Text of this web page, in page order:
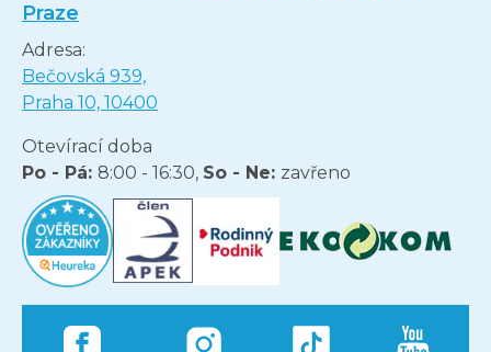
Praze
Adresa:
Bečovská 939,
Praha 10, 10400
Otevírací doba
Po - Pá: 8:00 - 16:30, So - Ne: zavřeno